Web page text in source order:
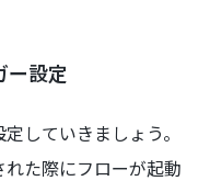
設定
していきましょう。
た際にフローが起動